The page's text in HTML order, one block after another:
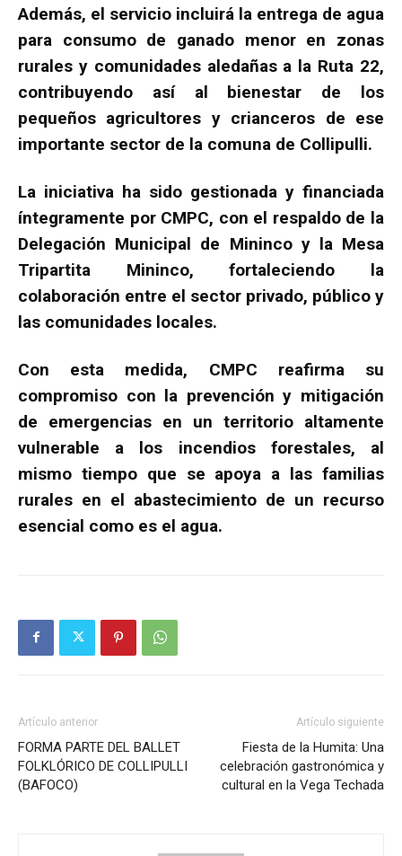
Además, el servicio incluirá la entrega de agua
para consumo de ganado menor en zonas
rurales y comunidades aledañas a la Ruta 22,
contribuyendo así al bienestar de los
pequeños agricultores y crianceros de ese
importante sector de la comuna de Collipulli.
La iniciativa ha sido gestionada y financiada
íntegramente por CMPC, con el respaldo de la
Delegación Municipal de Mininco y la Mesa
Tripartita Mininco, fortaleciendo la
colaboración entre el sector privado, público y
las comunidades locales.
Con esta medida, CMPC reafirma su
compromiso con la prevención y mitigación
de emergencias en un territorio altamente
vulnerable a los incendios forestales, al
mismo tiempo que se apoya a las familias
rurales en el abastecimiento de un recurso
esencial como es el agua.
Artículo anterior
FORMA PARTE DEL BALLET
FOLKLÓRICO DE COLLIPULLI
(BAFOCO)
Artículo siguiente
Fiesta de la Humita: Una
celebración gastronómica y
cultural en la Vega Techada